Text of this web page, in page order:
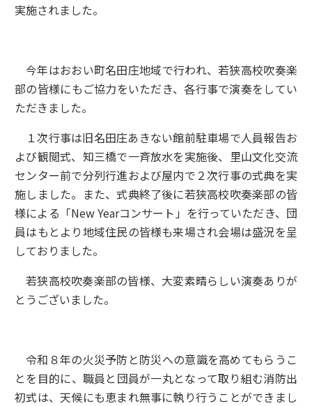
実施されました。
今年はおおい町名田庄地域で行われ、若狭高校吹奏楽
部の皆様にもご協力をいただき、各行事で演奏をしてい
ただきました。
１次行事は旧名田庄あきない館前駐車場で人員報告お
よび観閲式、知三橋で一斉放水を実施後、里山文化交流
センター前で分列行進および屋内で２次行事の式典を実
施しました。また、式典終了後に若狭高校吹奏楽部の皆
様による「New Yearコンサート」を行っていただき、団
員はもとより地域住民の皆様も来場され会場は盛況を呈
しておりました。
若狭高校吹奏楽部の皆様、大変素晴らしい演奏ありが
とうございました。
令和８年の火災予防と防災への意識を高めてもらうこ
とを目的に、職員と団員が一丸となって取り組む消防出
初式は、天候にも恵まれ無事に執り行うことができまし